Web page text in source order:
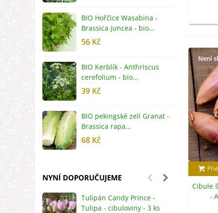
BIO Hořčice Wasabina -
Brassica juncea - bio...
56 Kč
BIO Kerblík - Anthriscus
cerefolium - bio...
39 Kč
BIO pekingské zelí Granat -
Brassica rapa...
68 Kč
NYNÍ DOPORUČUJEME
Tulipán Candy Prince -
Tulipa - cibuloviny - 3 ks
Není
Cibule
-